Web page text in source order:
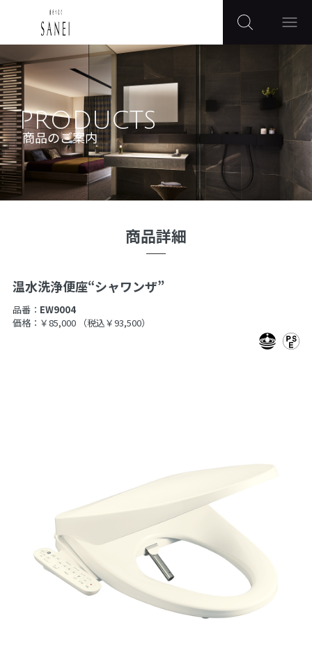
PRODUCTS
商品のご案内
商品詳細
温水洗浄便座“シャワンザ”
品番： EW9004
価格：￥85,000
（税込￥93,500）